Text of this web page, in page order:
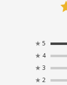
★ 5
★ 4
★ 3
★ 2